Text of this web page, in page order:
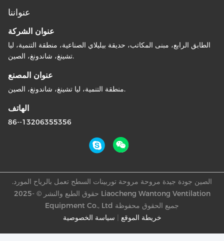
عنواننا
عنوان الشركة
الطابق الرابع، مبنى المكاتب، حديقة بيليلاي الصناعية، منطقة التنمية، ليا
تشينغ، شاندونغ، الصين.
عنوان المصنع
منطقة التنمية، ليا تشينغ، شاندونغ، الصين.
الهاتف
86--13206355356
سياسة الخصوصية خريطة الموقع
الصين جودة جيدة مروحة مروحة توربينات السطح تعمل بالرياح المورد.
حقوق الطبع والنشر © -2025 Liaocheng Wantong Ventilation
Equipment Co., Ltd جميع الحقوق محفوظة